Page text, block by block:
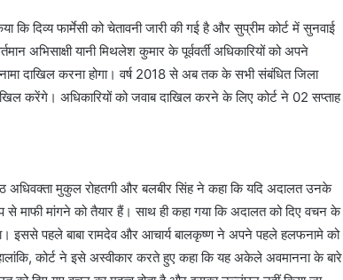
दिव्य फार्मेसी को चेतावनी जारी की गई है और सुप्रीम कोर्ट में सुनवाई
अभिसाक्षी यानी मिथलेश कुमार के पूर्ववर्ती अधिकारियों को अपने
दाखिल करना होगा। वर्ष 2018 से अब तक के सभी संबंधित जिला
करेंगे। अधिकारियों को जवाब दाखिल करने के लिए कोर्ट ने 02 सप्ताह
अधिवक्ता मुकुल रोहतगी और बलबीर सिंह ने कहा कि यदि अदालत उनके
माफी मांगने को तैयार हैं। साथ ही कहा गया कि अदालत को दिए वचन के
इससे पहले बाबा रामदेव और आचार्य बालकृष्ण ने अपने पहले हलफनामे को
कोर्ट ने इसे अस्वीकार करते हुए कहा कि यह अकेले अवमानना के बारे
गई
की
इन
पर
न
जाएंगे
वाहन